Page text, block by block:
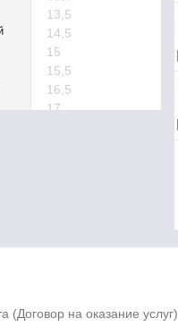
13,5
14,5
15
15,5
16,5
17
25,5
(Договор на оказание услуг)